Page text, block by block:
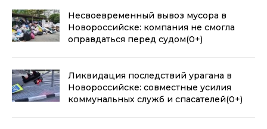
Несвоевременный вывоз мусора в
Новороссийске: компания не смогла
оправдаться перед судом(0+)
Ликвидация последствий урагана в
Новороссийске: совместные усилия
коммунальных служб и спасателей(0+)